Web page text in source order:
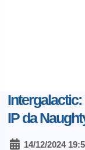
IP da
14/12/2024